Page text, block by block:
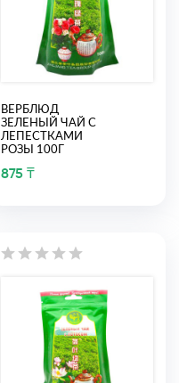
ВЕРБЛЮД
ЗЕЛЕНЫЙ ЧАЙ С
ЛЕПЕСТКАМИ
РОЗЫ 100Г
875 ₸